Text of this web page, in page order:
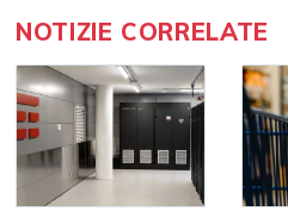
NOTIZIE CORRELATE